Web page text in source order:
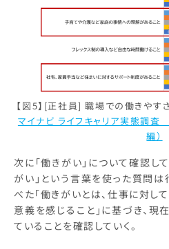
【図5】[正社員] 職場での働きやす
マイナビ ライフキャリア実態調査
編）
次に「働きがい」について確認し
がい」という言葉を使った質問
べた「働きがいとは、仕事に対
意義を感じること」に基づき、
ていることを確認していく。